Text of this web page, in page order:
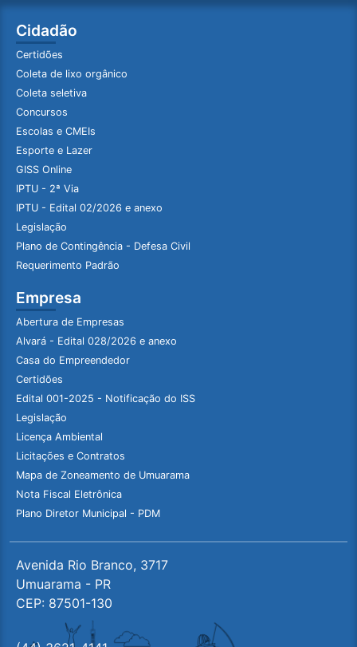
Cidadão
Certidões
Coleta de lixo orgânico
Coleta seletiva
Concursos
Escolas e CMEIs
Esporte e Lazer
GISS Online
IPTU - 2ª Via
IPTU - Edital 02/2026 e anexo
Legislação
Plano de Contingência - Defesa Civil
Requerimento Padrão
Empresa
Abertura de Empresas
Alvará - Edital 028/2026 e anexo
Casa do Empreendedor
Certidões
Edital 001-2025 - Notificação do ISS
Legislação
Licença Ambiental
Licitações e Contratos
Mapa de Zoneamento de Umuarama
Nota Fiscal Eletrônica
Plano Diretor Municipal - PDM
Avenida Rio Branco, 3717
Umuarama - PR
CEP: 87501-130